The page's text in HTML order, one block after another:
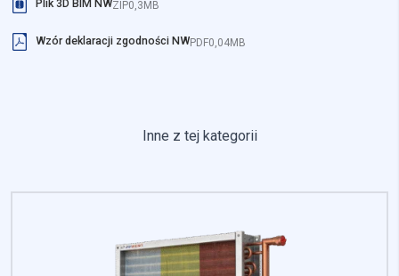
Plik 3D BIM NWZIP0,3MB
Wzór deklaracji zgodności NWPDF0,04MB
Inne z tej kategorii